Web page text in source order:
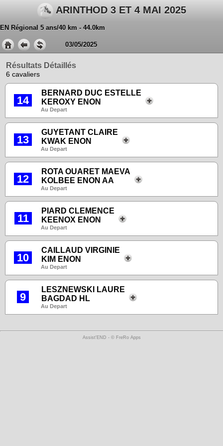
ARINTHOD 3 ET 4 MAI 2025
EN Régional 5 ans/40 km - 44.0km
03/05/2025
Résultats Détaillés
6 cavaliers
14
BERNARD DUC ESTELLE
KEROXY ENON
Au Depart
13
GUYETANT CLAIRE
KWAK ENON
Au Depart
12
ROTA OUARET MAEVA
KOLBEE ENON AA
Au Depart
11
PIARD CLEMENCE
KEENOX ENON
Au Depart
10
CAILLAUD VIRGINIE
KIM ENON
Au Depart
9
LESZNEWSKI LAURE
BAGDAD HL
Au Depart
Assist'END - © FreRo Apps